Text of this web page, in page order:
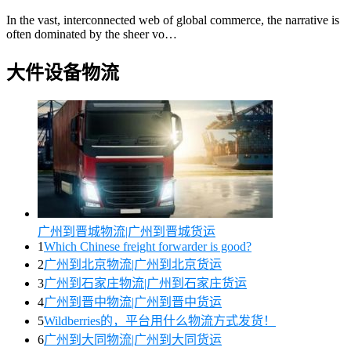
In the vast, interconnected web of global commerce, the narrative is
often dominated by the sheer vo…
大件设备物流
广州到晋城物流|广州到晋城货运
1Which Chinese freight forwarder is good?
2广州到北京物流|广州到北京货运
3广州到石家庄物流|广州到石家庄货运
4广州到晋中物流|广州到晋中货运
5Wildberries的，平台用什么物流方式发货！
6广州到大同物流|广州到大同货运